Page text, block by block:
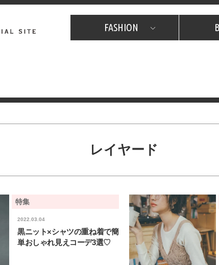
FASHION
レイヤード
特集
2022.03.04
黒ニット×シャツの重ね着で簡
単おしゃれ見えコーデ3選♡